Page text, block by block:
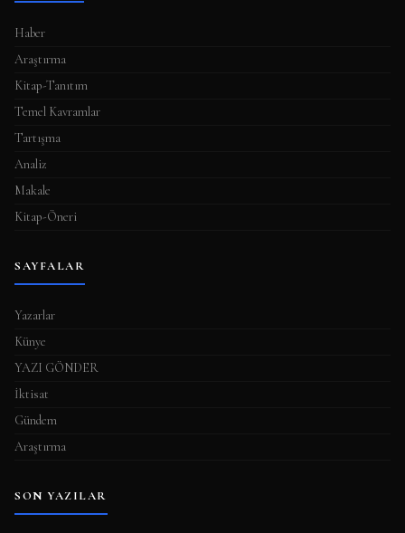
Haber
Araştırma
Kitap-Tanıtım
Temel Kavramlar
Tartışma
Analiz
Makale
Kitap-Öneri
SAYFALAR
Yazarlar
Künye
YAZI GÖNDER
İktisat
Gündem
Araştırma
SON YAZILAR